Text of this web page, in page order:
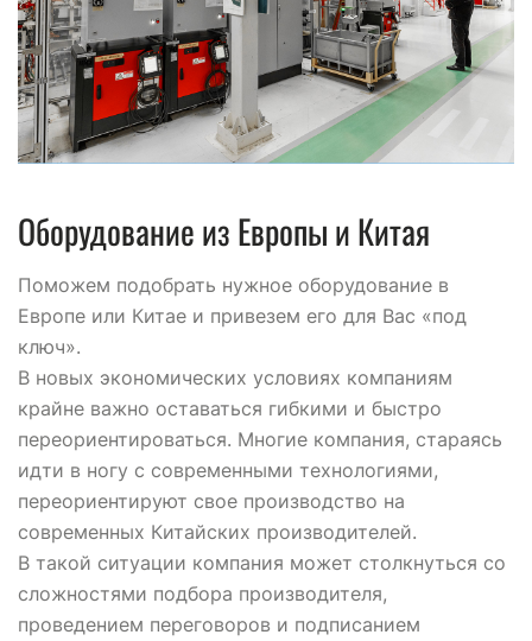
Оборудование из Европы и Китая
Поможем подобрать нужное оборудование в
Европе или Китае и привезем его для Вас «под
ключ».
В новых экономических условиях компаниям
крайне важно оставаться гибкими и быстро
переориентироваться. Многие компания, стараясь
идти в ногу с современными технологиями,
переориентируют свое производство на
современных Китайских производителей.
В такой ситуации компания может столкнуться со
сложностями подбора производителя,
проведением переговоров и подписанием